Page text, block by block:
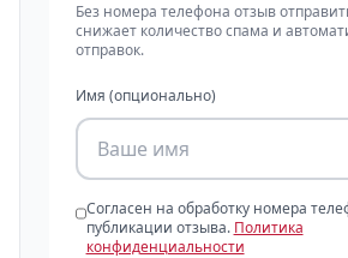
Без номера телефона отзыв
снижает количество спама и
отправок.
Имя (опционально)
Согласен на обработку номера
публикации отзыва. Политика
конфиденциальности